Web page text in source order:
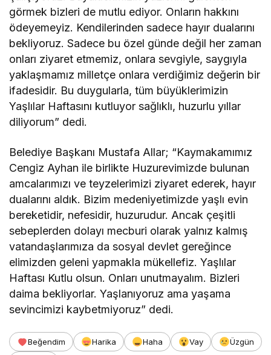
görmek bizleri de mutlu ediyor. Onların hakkını
ödeyemeyiz. Kendilerinden sadece hayır dualarını
bekliyoruz. Sadece bu özel günde değil her zaman
onları ziyaret etmemiz, onlara sevgiyle, saygıyla
yaklaşmamız milletçe onlara verdiğimiz değerin bir
ifadesidir. Bu duygularla, tüm büyüklerimizin
Yaşlılar Haftasını kutluyor sağlıklı, huzurlu yıllar
diliyorum” dedi.
Belediye Başkanı Mustafa Allar; “Kaymakamımız
Cengiz Ayhan ile birlikte Huzurevimizde bulunan
amcalarımızı ve teyzelerimizi ziyaret ederek, hayır
dualarını aldık. Bizim medeniyetimizde yaşlı evin
bereketidir, nefesidir, huzurudur. Ancak çeşitli
sebeplerden dolayı mecburi olarak yalnız kalmış
vatandaşlarımıza da sosyal devlet gereğince
elimizden geleni yapmakla mükellefiz. Yaşlılar
Haftası Kutlu olsun. Onları unutmayalım. Bizleri
daima bekliyorlar. Yaşlanıyoruz ama yaşama
sevincimizi kaybetmiyoruz” dedi.
Beğendim Harika Haha Vay
Üzgün